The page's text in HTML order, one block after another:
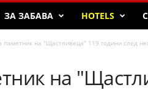
ЗА ЗАБАВА HOTELS
паметник на "Щастливеца" 119 години след
на